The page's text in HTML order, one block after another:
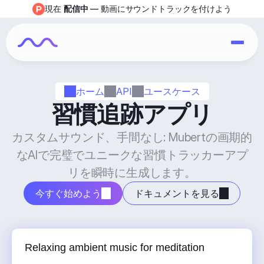
ホーム API ユースケース
習慣追跡アプリ
カスタムサウンド、手間なし: Mubertの画期的
なAIで完璧でユニークな習慣トラッカーアプ
リを瞬時に生成します。
今すぐ始めよう ドキュメントを見る
現在 配信中 — 動画にサウンドトラックを付けよう